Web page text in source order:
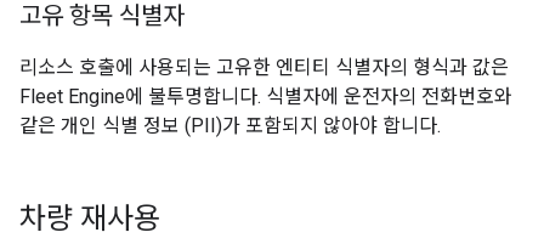
고유 항목 식별자
리소스 호출에 사용되는 고유한 엔티티 식별자의 형식과 값은
Fleet Engine에 불투명합니다. 식별자에 운전자의 전화번호와
같은 개인 식별 정보 (PII)가 포함되지 않아야 합니다.
차량 재사용